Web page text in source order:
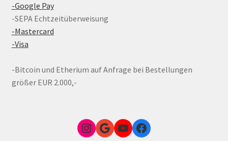
-Google Pay
-SEPA Echtzeitüberweisung
-Mastercard
-Visa
-Bitcoin und Etherium auf Anfrage bei Bestellungen
größer EUR 2.000,-
Instagram
Google Link zum FunShop WienYouTubeFacebook